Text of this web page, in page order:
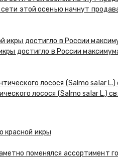
этой осенью начнут
достигло в России
лосося (Salmo salar L.)
красной икры
поменялся ассортимент